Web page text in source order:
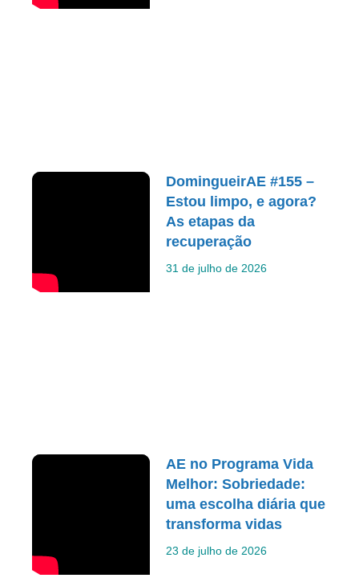
DomingueirAE #155 –
Estou limpo, e agora?
As etapas da
recuperação
31 de julho de 2026
AE no Programa Vida
Melhor: Sobriedade:
uma escolha diária que
transforma vidas
23 de julho de 2026